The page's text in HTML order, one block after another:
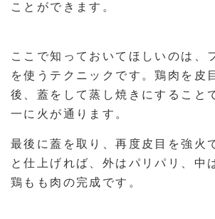
ことができます。
ここで知っておいてほしいのは、
を使うテクニックです。鶏肉を皮
後、蓋をして蒸し焼きにすること
一に火が通ります。
最後に蓋を取り、再度皮目を強火
と仕上げれば、外はパリパリ、中
鶏もも肉の完成です。